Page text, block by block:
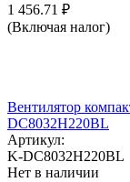
1 456.71 ₽
(Включая налог)
Вентилятор
DC8032H220BL
Артикул:
K-DC8032H220BL
Нет в наличии